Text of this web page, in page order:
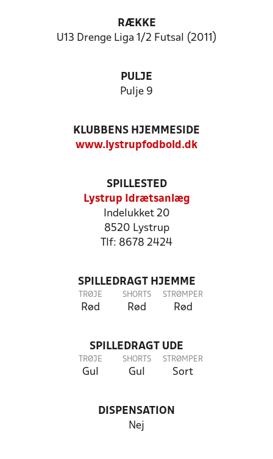
RÆKKE
U13 Drenge Liga 1/2 Futsal (2011)
PULJE
Pulje 9
KLUBBENS HJEMMESIDE
www.lystrupfodbold.dk
SPILLESTED
Lystrup Idrætsanlæg
Indelukket 20
8520 Lystrup
Tlf: 8678 2424
SPILLEDRAGT HJEMME
TRØJE
Rød
SHORTS
Rød
STRØMPER
Rød
SPILLEDRAGT UDE
TRØJE
Gul
SHORTS
Gul
STRØMPER
Sort
DISPENSATION
Nej